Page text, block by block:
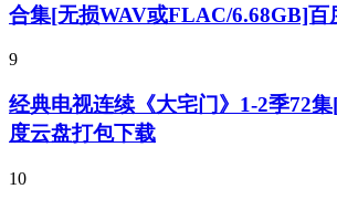
合集[无损WAV或FLAC/6.68GB]百
9
经典电视连续《大宅门》1-2季72
度云盘打包下载
10